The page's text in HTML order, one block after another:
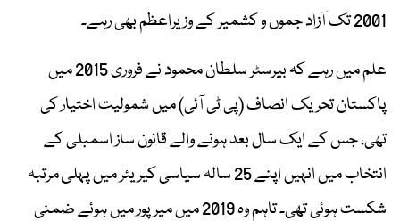
2001 تک آزاد جموں و کشمیر کے وزیراعظم بھی رہے۔
علم میں رہے کہ بیرسٹر سلطان محمود نے فروری 2015 میں
پاکستان تحریک انصاف (پی ٹی آئی) میں شمولیت اختیار کی
تھی، جس کے ایک سال بعد ہونے والے قانون ساز اسمبلی کے
انتخاب میں انہیں اپنے 25 سالہ سیاسی کیریئر میں پہلی مرتبہ
شکست ہوئی تھی۔ تاہم وہ 2019 میں میرپور میں ہوئے ضمنی